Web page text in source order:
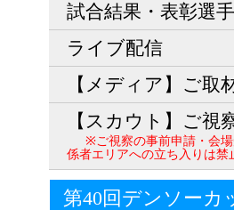
試合結果・表彰選手
ライブ配信
【メディア】ご取
【スカウト】ご視
※ご視察の事前申請・会
係者エリアへの立ち入りは禁
第40回デンソーカ